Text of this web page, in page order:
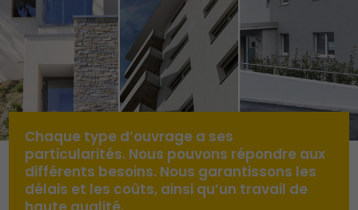
Chaque type d’ouvrage a ses
particularités. Nous pouvons répondre aux
différents besoins. Nous garantissons les
délais et les coûts, ainsi qu’un travail de